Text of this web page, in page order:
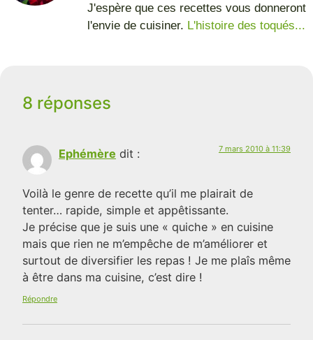
J'espère que ces recettes vous donneront
l'envie de cuisiner. L'histoire des toqués...
8 réponses
Ephémère dit : 7 mars 2010 à 11:39
Voilà le genre de recette qu’il me plairait de
tenter… rapide, simple et appêtissante.
Je précise que je suis une « quiche » en cuisine
mais que rien ne m’empêche de m’améliorer et
surtout de diversifier les repas ! Je me plaîs même
à être dans ma cuisine, c’est dire !
Répondre